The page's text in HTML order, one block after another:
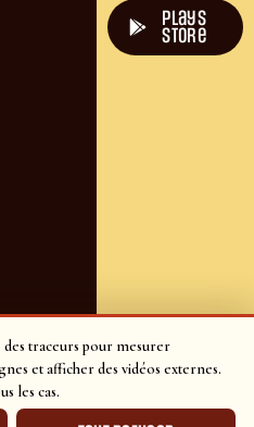
traceurs pour mesurer
et afficher des vidéos externes.
les cas.
plays
store